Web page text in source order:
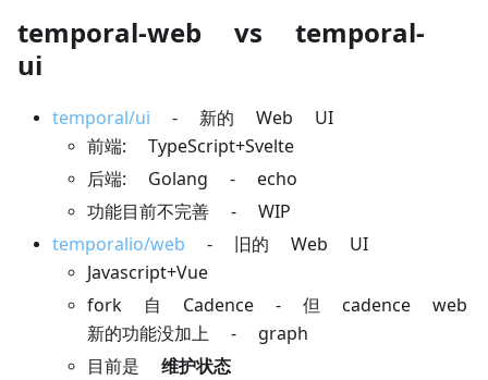
temporal-web vs temporal-
ui
temporal/ui - 新的 Web UI
前端: TypeScript+Svelte
后端: Golang - echo
功能目前不完善 - WIP
temporalio/web - 旧的 Web UI
Javascript+Vue
fork 自 Cadence - 但 cadence web
新的功能没加上 - graph
目前是 维护状态